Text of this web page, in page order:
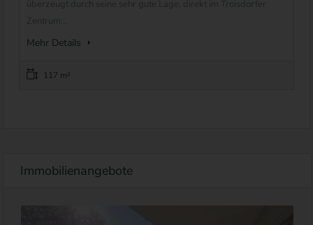
Mehr Details
117 m²
Immobilienangebote